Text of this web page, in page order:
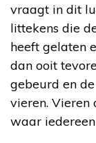
vraagt in dit
littekens die
heeft gelaten
dan ooit
gebeurd en
vieren. Vieren
waar